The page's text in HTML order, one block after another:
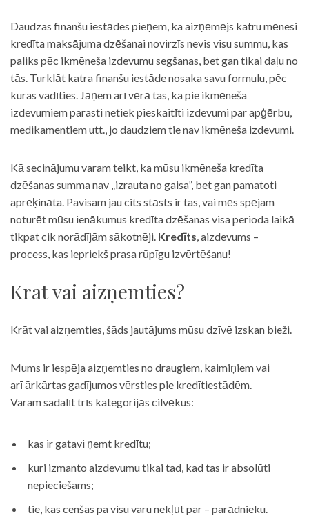
Daudzas finanšu iestādes pieņem, ka aizņēmējs katru mēnesi
kredīta maksājuma dzēšanai novirzīs nevis visu summu, kas
paliks pēc ikmēneša izdevumu segšanas, bet gan tikai daļu no
tās. Turklāt katra finanšu iestāde nosaka savu formulu, pēc
kuras vadīties. Jāņem arī vērā tas, ka pie ikmēneša
izdevumiem parasti netiek pieskaitīti izdevumi par apģērbu,
medikamentiem utt., jo daudziem tie nav ikmēneša izdevumi.
Kā secinājumu varam teikt, ka mūsu ikmēneša kredīta
dzēšanas summa nav „izrauta no gaisa”, bet gan pamatoti
aprēķināta. Pavisam jau cits stāsts ir tas, vai mēs spējam
noturēt mūsu ienākumus kredīta dzēšanas visa perioda laikā
tikpat cik norādījām sākotnēji. Kredīts, aizdevums –
process, kas iepriekš prasa rūpīgu izvērtēšanu!
Krāt vai aizņemties?
Krāt vai aizņemties, šāds jautājums mūsu dzīvē izskan bieži.
Mums ir iespēja aizņemties no draugiem, kaimiņiem vai
arī ārkārtas gadījumos vērsties pie kredītiestādēm.
Varam sadalīt trīs kategorijās cilvēkus:
kas ir gatavi ņemt kredītu;
kuri izmanto aizdevumu tikai tad, kad tas ir absolūti
nepieciešams;
tie, kas cenšas pa visu varu nekļūt par – parādnieku.